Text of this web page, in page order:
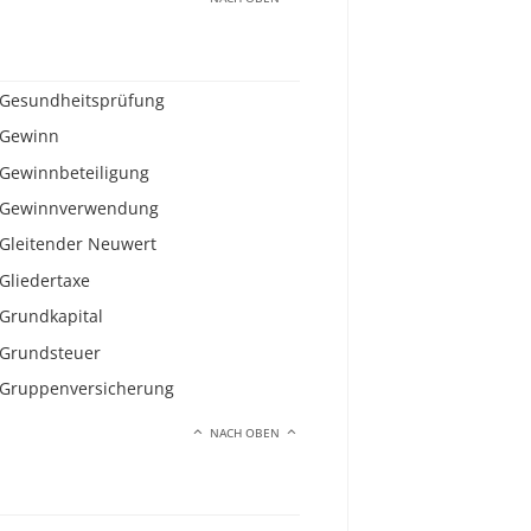
Gesundheitsprüfung
Gewinn
Gewinnbeteiligung
Gewinnverwendung
Gleitender Neuwert
Gliedertaxe
Grundkapital
Grundsteuer
Gruppenversicherung
NACH OBEN